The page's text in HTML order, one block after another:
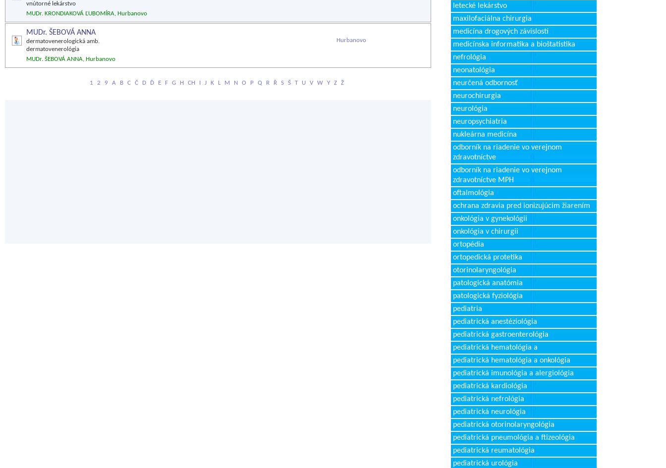
vnútorné lekárstvo
MUDr. KRONDIAKOVÁ ĽUBOMÍRA, Hurbanovo
MUDr. ŠEBOVÁ ANNA
dermatovenerologická amb.
dermatovenerológia
Hurbanovo
MUDr. ŠEBOVÁ ANNA, Hurbanovo
1 2 9 A B C Č D Ď E F G H CH I J K L M N O P Q R Ř S Š T U V W Y Z Ž
letecké lekárstvo
maxilofaciálna chirurgia
medicína drogových závislostí
medicínska informatika a bioštatistika
nefrológia
neonatológia
neurčená odbornosť
neurochirurgia
neurológia
neuropsychiatria
nukleárna medicína
odborník na riadenie vo verejnom
zdravotníctve
odborník na riadenie vo verejnom
zdravotníctve MPH
oftalmológia
ochrana zdravia pred ionizujúcim žiarením
onkológia v gynekológii
onkológia v chirurgii
ortopédia
ortopedická protetika
otorinolaryngológia
patologická anatómia
patologická fyziológia
pediatria
pediatrická anestéziológia
pediatrická gastroenterológia
pediatrická hematológia a
pediatrická hematológia a onkológia
pediatrická imunológia a alergiológia
pediatrická kardiológia
pediatrická nefrológia
pediatrická neurológia
pediatrická otorinolaryngológia
pediatrická pneumológia a ftizeológia
pediatrická reumatológia
pediatrická urológia